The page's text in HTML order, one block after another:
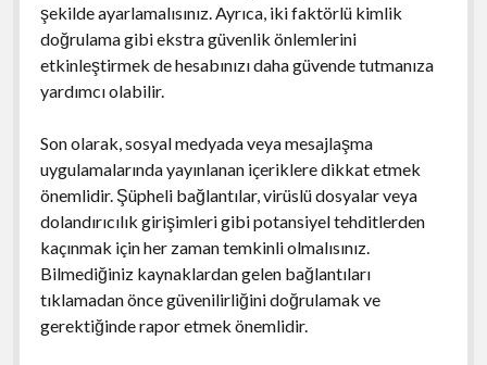
şekilde ayarlamalısınız. Ayrıca, iki faktörlü kimlik
doğrulama gibi ekstra güvenlik önlemlerini
etkinleştirmek de hesabınızı daha güvende tutmanıza
yardımcı olabilir.
Son olarak, sosyal medyada veya mesajlaşma
uygulamalarında yayınlanan içeriklere dikkat etmek
önemlidir. Şüpheli bağlantılar, virüslü dosyalar veya
dolandırıcılık girişimleri gibi potansiyel tehditlerden
kaçınmak için her zaman temkinli olmalısınız.
Bilmediğiniz kaynaklardan gelen bağlantıları
tıklamadan önce güvenilirliğini doğrulamak ve
gerektiğinde rapor etmek önemlidir.